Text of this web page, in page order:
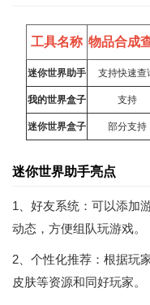
工具名称 物品合成
迷你世界助手 支持快速查
我的世界盒子 支持
迷你世界盒子 部分支持
迷你世界助手亮点
1、好友系统：可以添加
动态，方便组队玩游戏。
2、个性化推荐：根据玩
皮肤等资源和同好玩家。